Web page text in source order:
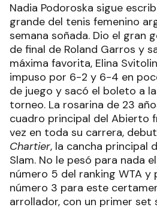
Nadia Podoroska sigue
grande del tenis femenino
semana soñada. Dio el gran
de final de Roland Garros y
máxima favorita, Elina
impuso por 6-2 y 6-4 en
de juego y sacó el boleto a
torneo. La rosarina de 23
cuadro principal del Abierto
vez en toda su carrera,
Chartier, la cancha principal
Slam. No le pesó para nada
número 5 del ranking WTA y
número 3 para este
arrollador, con un primer set